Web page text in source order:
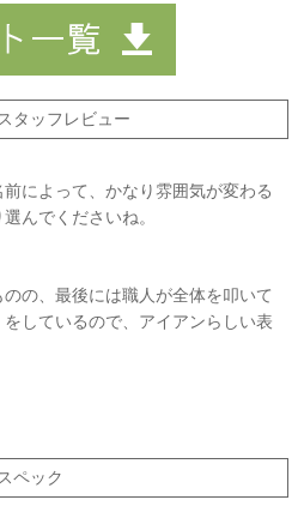
タッフレビュー
によって、かなり雰囲気が変わる
んでくださいね。
の、最後には職人が全体を叩いて
をしているので、アイアンらしい表
スペック